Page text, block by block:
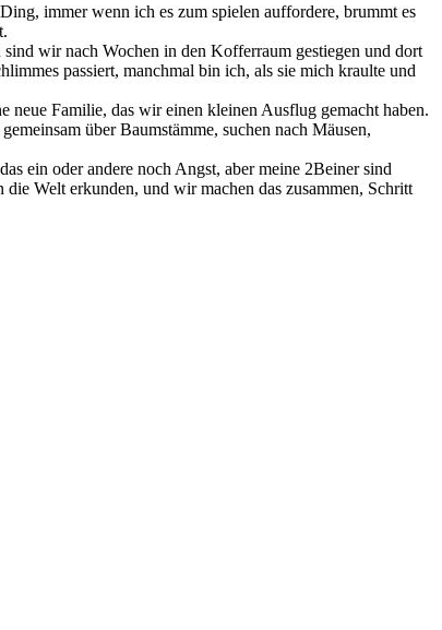
immer wenn ich es zum spielen auffordere, brummt es
wir nach Wochen in den Kofferraum gestiegen und dort
passiert, manchmal bin ich, als sie mich kraulte und
Familie, das wir einen kleinen Ausflug gemacht haben.
über Baumstämme, suchen nach Mäusen,
ein oder andere noch Angst, aber meine 2Beiner sind
Welt erkunden, und wir machen das zusammen, Schritt